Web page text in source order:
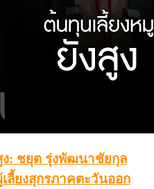
ง: ชยุต รุ่งพัฒนาชัยกุล
ลี้ยงสุกรภาคตะวันออก